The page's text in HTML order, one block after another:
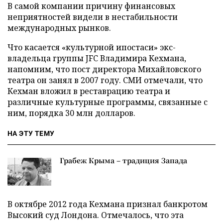
В самой компании причину финансовых
неприятностей видели в нестабильности
международных рынков.
Что касается «культурной ипостаси» экс-
владельца группы JFC Владимира Кехмана,
напомним, что пост директора Михайловского
театра он занял в 2007 году. СМИ отмечали, что
Кехман вложил в реставрацию театра и
различные культурные программы, связанные с
ним, порядка 30 млн долларов.
НА ЭТУ ТЕМУ
Грабеж Крыма – традиция Запада
В октябре 2012 года Кехмана признал банкротом
Высокий суд Лондона. Отмечалось, что эта